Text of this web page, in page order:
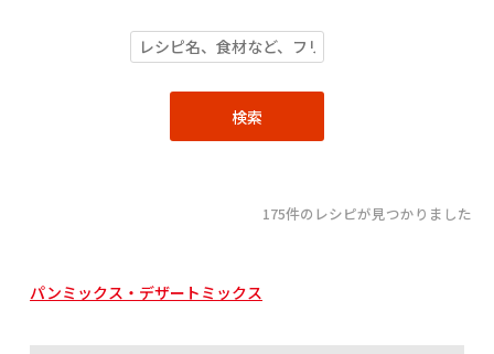
175件のレシピが見つかりました
パンミックス・デザートミックス